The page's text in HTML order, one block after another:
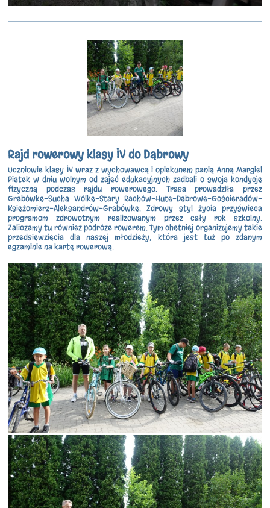
Rajd rowerowy klasy IV do Dąbrowy
Uczniowie klasy IV wraz z wychowawcą i opiekunem panią Anną Margiel
Piątek w dniu wolnym od zajęć edukacyjnych zadbali o swoją kondycję
fizyczną podczas rajdu rowerowego. Trasa prowadziła przez
Grabówkę-Suchą Wólkę-Stary Rachów-Hutę-Dąbrowę-Gościeradów-
Księżomierz-Aleksandrów-Grabówkę. Zdrowy styl życia przyświeca
programom zdrowotnym realizowanym przez cały rok szkolny.
Zaliczamy tu również podróże rowerem. Tym chętniej organizujemy takie
przedsięwzięcia dla naszej młodzieży, która jest tuż po zdanym
egzaminie na kartę rowerową.